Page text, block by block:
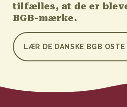
tilfælles, at de er
BGB-mærke.
LÆR DE DANSKE BGB OSTE